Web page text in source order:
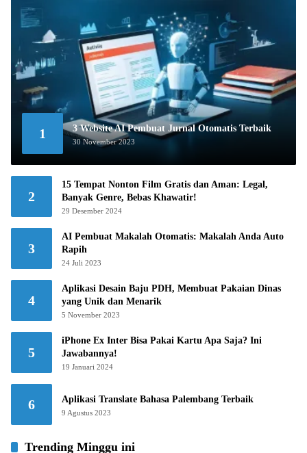
1 3 Website AI Pembuat Jurnal Otomatis Terbaik
30 November 2023
2
15 Tempat Nonton Film Gratis dan Aman: Legal,
Banyak Genre, Bebas Khawatir!
29 Desember 2024
3
AI Pembuat Makalah Otomatis: Makalah Anda Auto
Rapih
24 Juli 2023
4
Aplikasi Desain Baju PDH, Membuat Pakaian Dinas
yang Unik dan Menarik
5 November 2023
5
iPhone Ex Inter Bisa Pakai Kartu Apa Saja? Ini
Jawabannya!
19 Januari 2024
6 Aplikasi Translate Bahasa Palembang Terbaik
9 Agustus 2023
Trending Minggu ini